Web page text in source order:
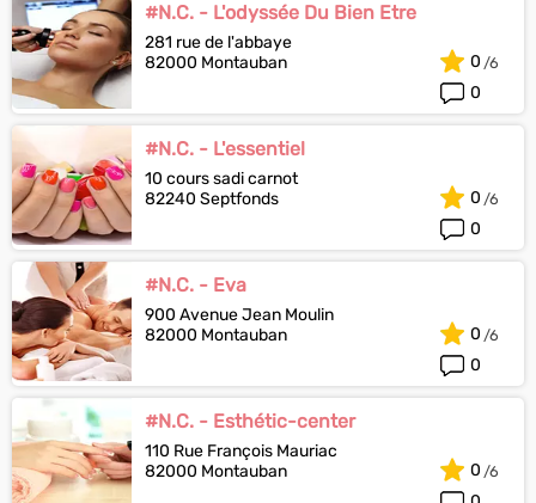
#N.C. - L'odyssée Du Bien Etre
281 rue de l'abbaye
82000 Montauban
0
0
#N.C. - L'essentiel
10 cours sadi carnot
82240 Septfonds
0
0
#N.C. - Eva
900 Avenue Jean Moulin
82000 Montauban
0
0
#N.C. - Esthétic-center
110 Rue François Mauriac
82000 Montauban
0